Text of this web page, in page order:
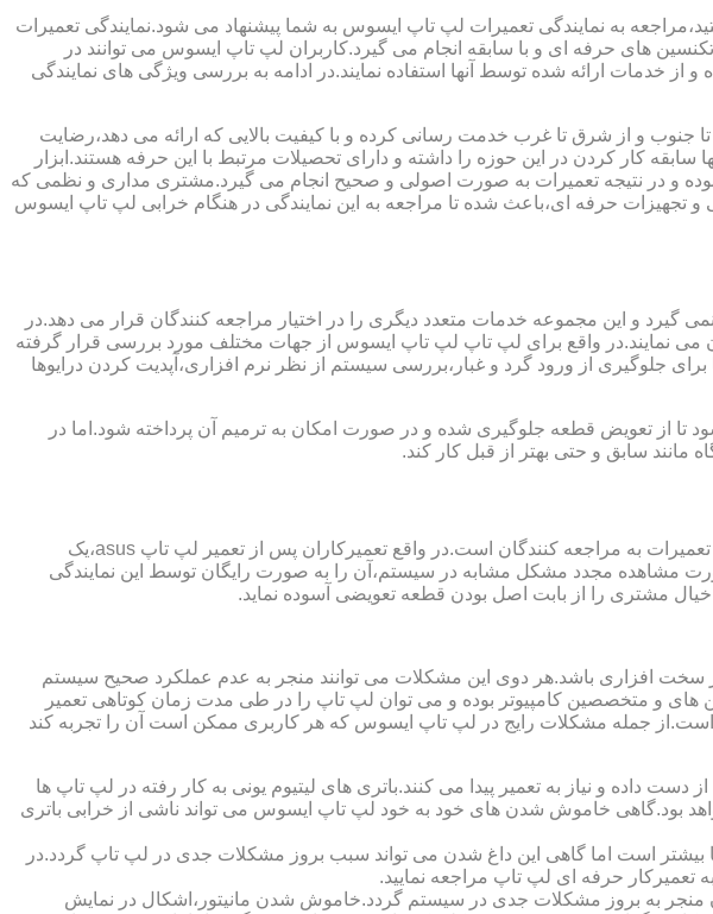
به نمایندگی تعمیرات لپ تاپ ایسوس به شما پیشنهاد می شود.نمایندگی تعمیرات
های حرفه ای و با سابقه انجام می گیرد.کاربران لپ تاپ ایسوس می توانند در
خدمات ارائه شده توسط آنها استفاده نمایند.در ادامه به بررسی ویژگی های نمایندگی
تا جنوب و از شرق تا غرب خدمت رسانی کرده و با کیفیت بالایی که ارائه می دهد،رضایت
کار کردن در این حوزه را داشته و دارای تحصیلات مرتبط با این حرفه هستند.ابزار
بوده و در نتیجه تعمیرات به صورت اصولی و صحیح انجام می گیرد.مشتری مداری و نظمی که
تجهیزات حرفه ای،باعث شده تا مراجعه به این نمایندگی در هنگام خرابی لپ تاپ ایسوس
گیرد و این مجموعه خدمات متعدد دیگری را در اختیار مراجعه کنندگان قرار می دهد.در
می نمایند.در واقع برای لپ تاپ لپ تاپ ایسوس از جهات مختلف مورد بررسی قرار گرفته
از ورود گرد و غبار،بررسی سیستم از نظر نرم افزاری،آپدیت کردن درایوها
از تعویض قطعه جلوگیری شده و در صورت امکان به ترمیم آن پرداخته شود.اما در
سابق و حتی بهتر از قبل کار کند.
از مزایای قابل توجهی که نمایندگی تعمیر لپ تاپ ایسوس از آن برخوردار است،ارائه ضمانت نامه و یا گارانتی معتبر تعمیرات به مراجعه کنندگان است.در واقع تعمیرکاران پس از تعمیر لپ تاپ asus،یک
مشاهده مجدد مشکل مشابه در سیستم،آن را به صورت رایگان توسط این نمایندگی
خیال مشتری را از بابت اصل بودن قطعه تعویضی آسوده نماید.
سخت افزاری باشد.هر دوی این مشکلات می توانند منجر به عدم عملکرد صحیح سیستم
و متخصصین کامپیوتر بوده و می توان لپ تاپ را در طی مدت زمان کوتاهی تعمیر
است.از جمله مشکلات رایج در لپ تاپ ایسوس که هر کاربری ممکن است آن را تجربه کند
داده و نیاز به تعمیر پیدا می کنند.باتری های لیتیوم یونی به کار رفته در لپ تاپ ها
بود.گاهی خاموش شدن های خود به خود لپ تاپ ایسوس می تواند ناشی از خرابی باتری
است اما گاهی این داغ شدن می تواند سبب بروز مشکلات جدی در لپ تاپ گردد.در
حرفه ای لپ تاپ مراجعه نمایید.
به بروز مشکلات جدی در سیستم گردد.خاموش شدن مانیتور،اشکال در نمایش